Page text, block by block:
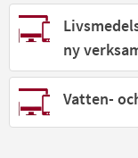
ny
Vatten-